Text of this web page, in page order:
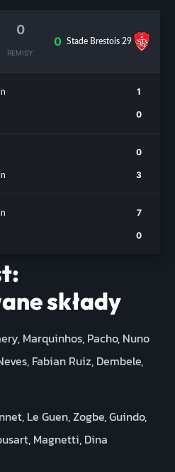
0
REMISY
0 Stade Brestois 29
1
0
0
3
7
0
składy
Marquinhos, Pacho, Nuno
Fabian Ruiz, Dembele,
Le Guen, Zogbe, Guindo,
Magnetti, Dina